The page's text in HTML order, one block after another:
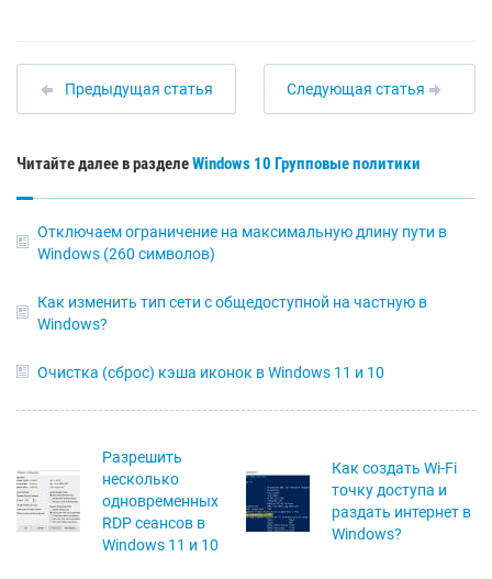
Предыдущая статья Следующая статья
Читайте далее в разделеWindows 10 Групповые политики
Отключаем ограничение на максимальную длину пути в
Windows (260 символов)
Как изменить тип сети с общедоступной на частную в
Windows?
Очистка (сброс) кэша иконок в Windows 11 и 10
Разрешить
несколько
одновременных
RDP сеансов в
Windows 11 и 10
Как создать Wi-Fi
точку доступа и
раздать интернет в
Windows?